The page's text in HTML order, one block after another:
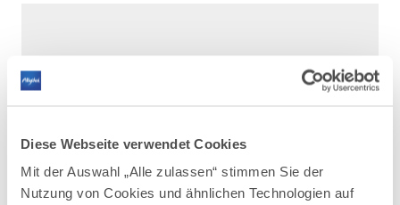
Diese Webseite verwendet Cookies
Mit der Auswahl „Alle zulassen“ stimmen Sie der
Nutzung von Cookies und ähnlichen Technologien auf